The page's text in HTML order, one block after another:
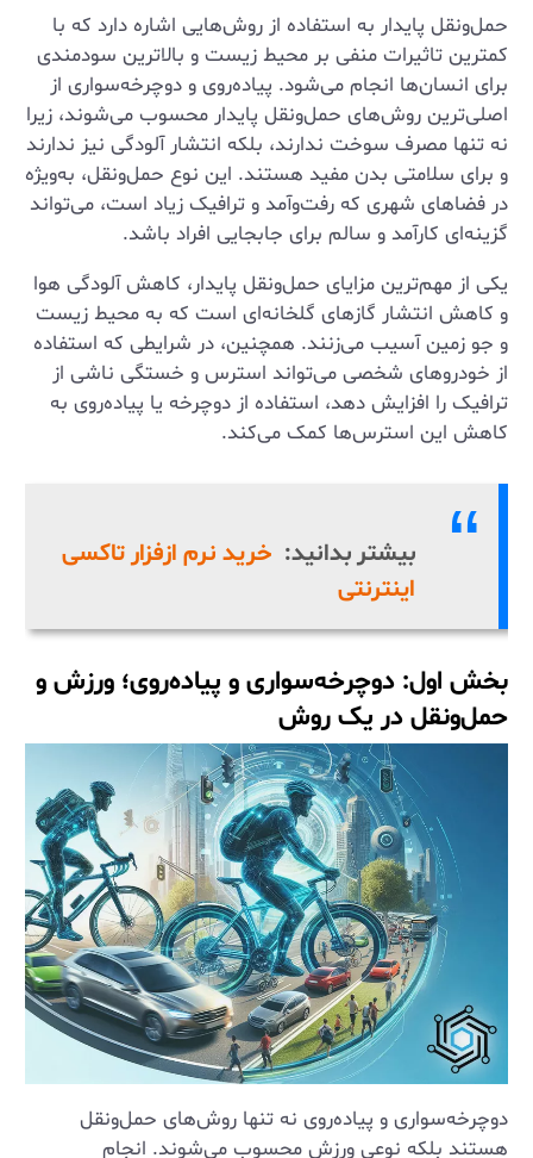
حمل‌ونقل پایدار به استفاده از روش‌هایی اشاره دارد که با
کمترین تاثیرات منفی بر محیط زیست و بالاترین سودمندی
برای انسان‌ها انجام می‌شود. پیاده‌روی و دوچرخه‌سواری از
اصلی‌ترین روش‌های حمل‌ونقل پایدار محسوب می‌شوند، زیرا
نه تنها مصرف سوخت ندارند، بلکه انتشار آلودگی نیز ندارند
و برای سلامتی بدن مفید هستند. این نوع حمل‌ونقل، به‌ویژه
در فضاهای شهری که رفت‌وآمد و ترافیک زیاد است، می‌تواند
گزینه‌ای کارآمد و سالم برای جابجایی افراد باشد.
یکی از مهم‌ترین مزایای حمل‌ونقل پایدار، کاهش آلودگی هوا
و کاهش انتشار گازهای گلخانه‌ای است که به محیط زیست
و جو زمین آسیب می‌زنند. همچنین، در شرایطی که استفاده
از خودروهای شخصی می‌تواند استرس و خستگی ناشی از
ترافیک را افزایش دهد، استفاده از دوچرخه یا پیاده‌روی به
کاهش این استرس‌ها کمک می‌کند.
بیشتر بدانید: خرید نرم ازفزار تاکسی
اینترنتی
بخش اول: دوچرخه‌سواری و پیاده‌روی؛ ورزش و
حمل‌ونقل در یک روش
دوچرخه‌سواری و پیاده‌روی نه تنها روش‌های حمل‌ونقل
هستند بلکه نوعی ورزش محسوب می‌شوند. انجام